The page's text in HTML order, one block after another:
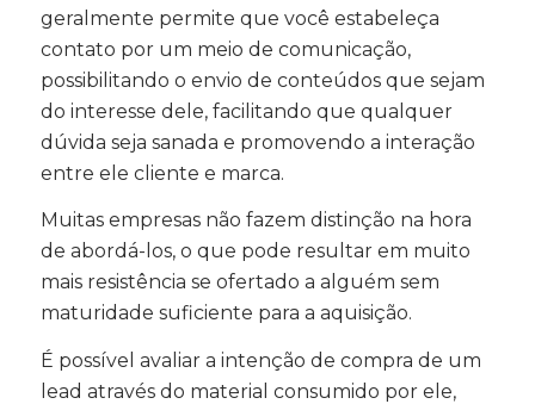
geralmente permite que você estabeleça
contato por um meio de comunicação,
possibilitando o envio de conteúdos que sejam
do interesse dele, facilitando que qualquer
dúvida seja sanada e promovendo a interação
entre ele cliente e marca.
Muitas empresas não fazem distinção na hora
de abordá-los, o que pode resultar em muito
mais resistência se ofertado a alguém sem
maturidade suficiente para a aquisição.
É possível avaliar a intenção de compra de um
lead através do material consumido por ele,